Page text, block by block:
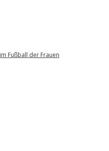
Fußball der Frauen